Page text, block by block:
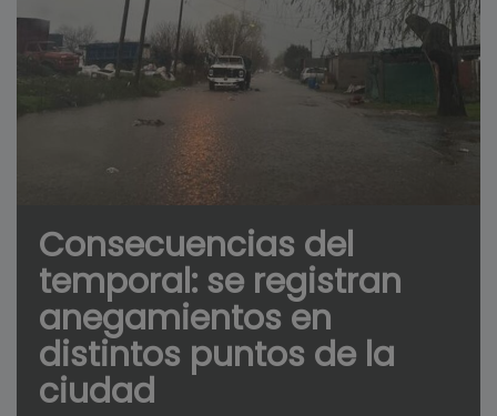
Consecuencias del
temporal: se registran
anegamientos en
distintos puntos de la
ciudad